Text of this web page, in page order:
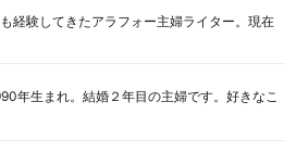
経験してきたアラフォー主婦ライター。現在
年生まれ。結婚２年目の主婦です。好きなこ